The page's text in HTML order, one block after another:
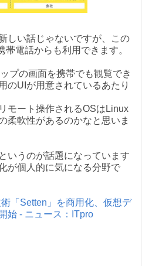
しい話じゃないですが、この
電話からも利用できます。
プの画面を携帯でも観覧でき
のUIが用意されているあたり
モート操作されるOSはLinux
柔軟性があるのかなと思いま
いうのが話題になっています
が個人的に気になる分野で
「Setten」を商用化、仮想デ
始 - ニュース：ITpro